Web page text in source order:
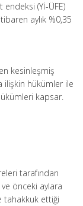
(Yİ-ÜFE)
aylık %0,35
kesinleşmiş
ilişkin hükümler ile
kapsar.
tarafından
önceki aylara
tahakkuk ettiği